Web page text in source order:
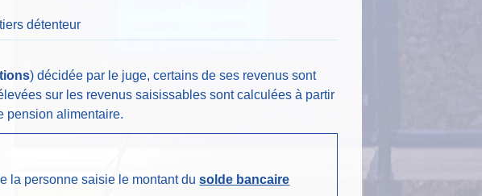
détenteur
) décidée par le juge, certains de ses revenus sont
sur les revenus saisissables sont calculées à partir
pension alimentaire.
la personne saisie le montant dusolde bancaire